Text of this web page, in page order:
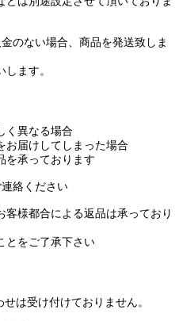
のない場合、商品を発送致しま
ます。
く異なる場合
お届けしてしまった場合
を承っております
絡ください
様都合による返品は承っており
とをご了承下さい
は受け付けておりません。